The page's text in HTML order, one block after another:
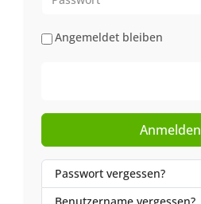
Angemeldet bleiben
Anmelden
Passwort vergessen?